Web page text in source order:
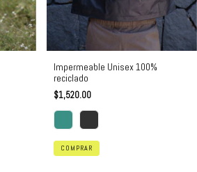
Impermeable Unisex 100%
reciclado
$1,520.00
COMPRAR